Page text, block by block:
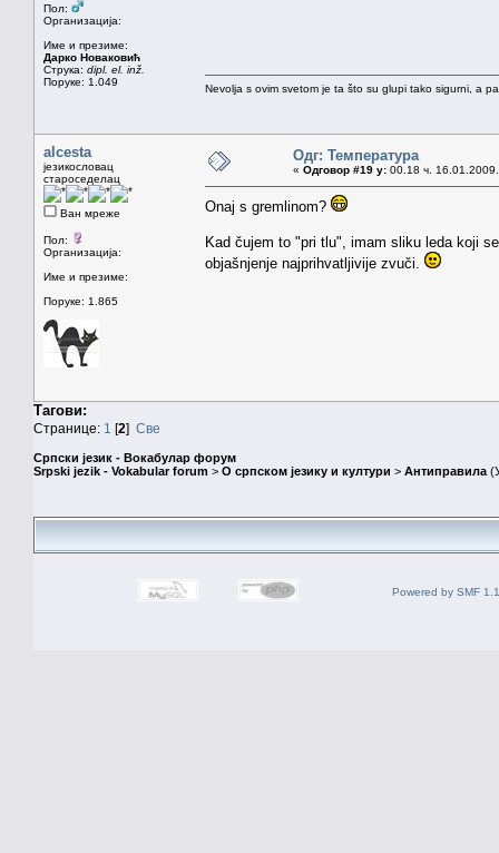
Пол:
Организација:
Име и презиме:
Дарко Новаковић
Струка: dipl. el. inž.
Поруке: 1.049
Nevolja s ovim svetom je ta što su glupi tako sigurni, a
alcesta
језикословац
староседелац
Ван мреже
Пол:
Организација:
Име и презиме:
Поруке: 1.865
Одг: Температура
« Одговор #19 у: 00.18 ч.
Onaj s gremlinom?
Kad čujem to "pri tlu", imam sliku leda koji
objašnjenje najprihvatljivije zvuči.
Тагови:
Странице: 1 [2] Све
Српски језик - Вокабулар форум
Srpski jezik - Vokabular forum > О српском језику и култури > Антиправила
Powered by SMF